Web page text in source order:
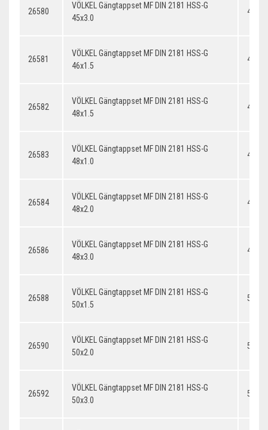
26580
VÖLKEL Gängtappset MF DIN 2181 HSS-G
45x3.0
26581
VÖLKEL Gängtappset MF DIN 2181 HSS-G
46x1.5
26582
VÖLKEL Gängtappset MF DIN 2181 HSS-G
48x1.5
26583
VÖLKEL Gängtappset MF DIN 2181 HSS-G
48x1.0
26584
VÖLKEL Gängtappset MF DIN 2181 HSS-G
48x2.0
26586
VÖLKEL Gängtappset MF DIN 2181 HSS-G
48x3.0
26588
VÖLKEL Gängtappset MF DIN 2181 HSS-G
50x1.5
26590
VÖLKEL Gängtappset MF DIN 2181 HSS-G
50x2.0
26592
VÖLKEL Gängtappset MF DIN 2181 HSS-G
50x3.0